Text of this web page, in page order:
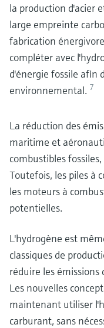
la production d'acier
large empreinte
fabrication
compléter avec
d'énergie fossile afin
environnemental. 7
La réduction des
maritime et
combustibles
Toutefois, les piles à
les moteurs à
potentielles.
L'hydrogène est
classiques de
réduire les émissions
Les nouvelles
maintenant utiliser
carburant, sans